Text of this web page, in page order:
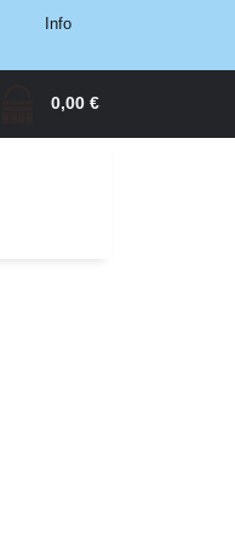
Info
0,00 €